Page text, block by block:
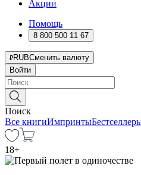
Акции
Помощь
8 800 500 11 67
RUBСменить валюту
Войти
Поиск
Все книгиИмпринты
18+